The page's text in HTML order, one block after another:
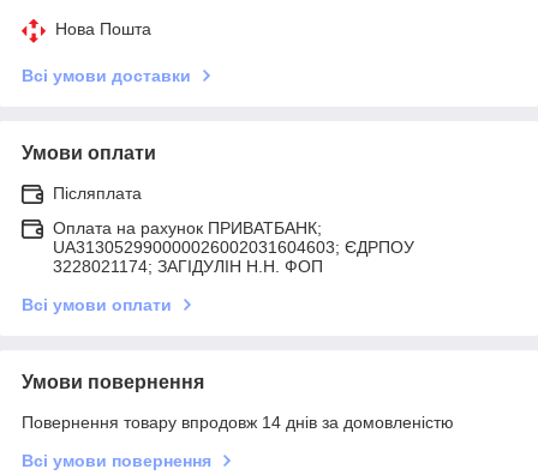
Нова Пошта
Всі умови доставки
Умови оплати
Післяплата
Оплата на рахунок ПРИВАТБАНК;
UA313052990000026002031604603; ЄДРПОУ
3228021174; ЗАГIДУЛIН Н.Н. ФОП
Всі умови оплати
Умови повернення
Повернення товару впродовж 14 днів за домовленістю
Всі умови повернення